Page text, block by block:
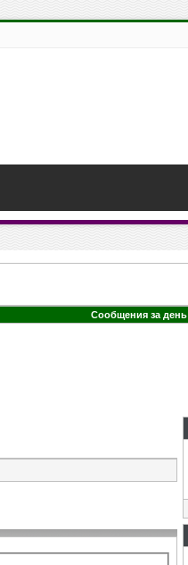
Сообщения за день